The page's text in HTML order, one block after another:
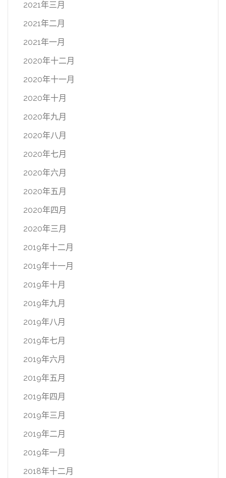
2021年三月
2021年二月
2021年一月
2020年十二月
2020年十一月
2020年十月
2020年九月
2020年八月
2020年七月
2020年六月
2020年五月
2020年四月
2020年三月
2019年十二月
2019年十一月
2019年十月
2019年九月
2019年八月
2019年七月
2019年六月
2019年五月
2019年四月
2019年三月
2019年二月
2019年一月
2018年十二月